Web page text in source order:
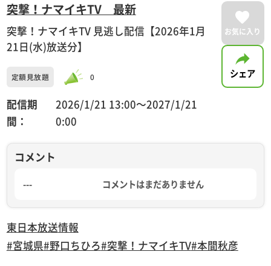
突撃！ナマイキTV 最新
突撃！ナマイキTV 見逃し配信【2026年1月
21日(水)放送分】
定額見放題 0
配信期
間：
2026/1/21 13:00〜2027/1/21
0:00
お気に入り
シェア
コメント
--- コメントはまだありません
東日本放送情報
#宮城県#野口ちひろ#突撃！ナマイキTV#本間秋彦